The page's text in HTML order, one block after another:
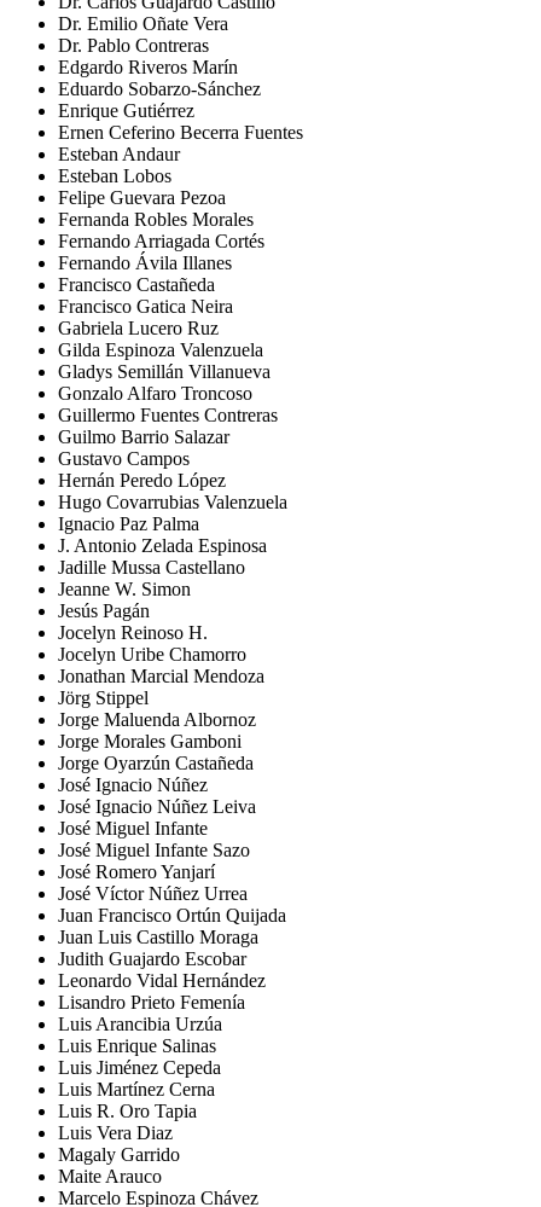
Dr. Emilio Oñate Vera
Dr. Pablo Contreras
Edgardo Riveros Marín
Eduardo Sobarzo-Sánchez
Enrique Gutiérrez
Ernen Ceferino Becerra Fuentes
Esteban Andaur
Esteban Lobos
Felipe Guevara Pezoa
Fernanda Robles Morales
Fernando Arriagada Cortés
Fernando Ávila Illanes
Francisco Castañeda
Francisco Gatica Neira
Gabriela Lucero Ruz
Gilda Espinoza Valenzuela
Gladys Semillán Villanueva
Gonzalo Alfaro Troncoso
Guillermo Fuentes Contreras
Guilmo Barrio Salazar
Gustavo Campos
Hernán Peredo López
Hugo Covarrubias Valenzuela
Ignacio Paz Palma
J. Antonio Zelada Espinosa
Jadille Mussa Castellano
Jeanne W. Simon
Jesús Pagán
Jocelyn Reinoso H.
Jocelyn Uribe Chamorro
Jonathan Marcial Mendoza
Jörg Stippel
Jorge Maluenda Albornoz
Jorge Morales Gamboni
Jorge Oyarzún Castañeda
José Ignacio Núñez
José Ignacio Núñez Leiva
José Miguel Infante
José Miguel Infante Sazo
José Romero Yanjarí
José Víctor Núñez Urrea
Juan Francisco Ortún Quijada
Juan Luis Castillo Moraga
Judith Guajardo Escobar
Leonardo Vidal Hernández
Lisandro Prieto Femenía
Luis Arancibia Urzúa
Luis Enrique Salinas
Luis Jiménez Cepeda
Luis Martínez Cerna
Luis R. Oro Tapia
Luis Vera Diaz
Magaly Garrido
Maite Arauco
Marcelo Espinoza Chávez